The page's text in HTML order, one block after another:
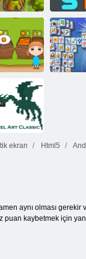
Hazine 2
Ranch
ekran Html5
aynı olması gerekir
kaybetmek için